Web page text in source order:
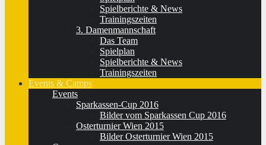
Spielberichte & News
Trainingszeiten
3. Damenmannschaft
Das Team
Spielplan
Spielberichte & News
Trainingszeiten
Events & Camps
Events
Sparkassen-Cup 2016
Bilder vom Sparkassen Cup 2016
Osterturnier Wien 2015
Bilder Osterturnier Wien 2015